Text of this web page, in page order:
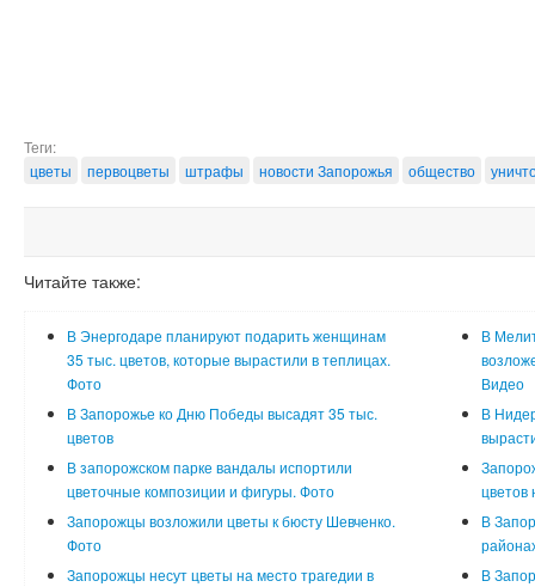
Теги:
цветы
первоцветы штрафы новости Запорожья общество
Читайте также:
В Энергодаре планируют подарить женщинам
35 тыс. цветов, которые вырастили в теплицах.
Фото
В
Видео
В Запорожье ко Дню Победы высадят 35 тыс.
цветов
В
В запорожском парке вандалы испортили
цветочные композиции и фигуры. Фото
цветов
Запорожцы возложили цветы к бюсту Шевченко.
Фото
В
Запорожцы несут цветы на место трагедии в
В